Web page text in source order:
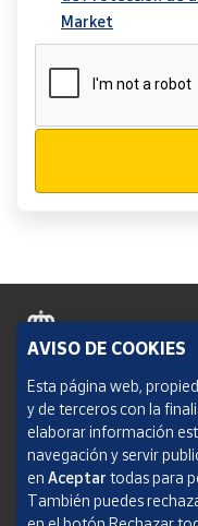
Market
Política de cookies
Aviso legal
Condiciones del servicio
Política de Privacidad
AVISO DE COOKIES
Esta página web,
y de terceros con la
elaborar información
navegación y servir
en Aceptar todas para
También puedes